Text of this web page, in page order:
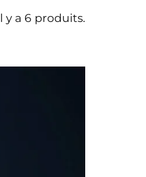
y a 6 produits.